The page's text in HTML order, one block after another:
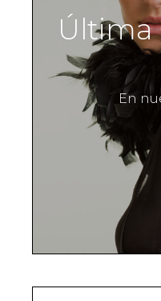
Última
En